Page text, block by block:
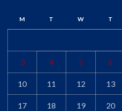
M T W T
3 4 5 6
10 11 12 13
17 18 19 20